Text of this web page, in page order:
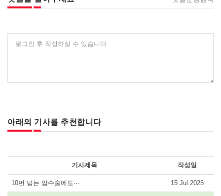
로그인 후 작성하실 수 있습니다
아래의 기사를 추천합니다
기사제목 작성일
10번 넘는 암수술에도··· 15 Jul 2025